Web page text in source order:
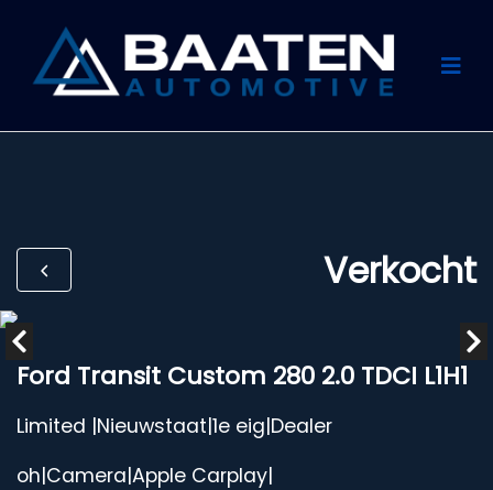
Verkocht
Ford Transit Custom 280 2.0 TDCI L1H1
Limited |Nieuwstaat|1e eig|Dealer
oh|Camera|Apple Carplay|